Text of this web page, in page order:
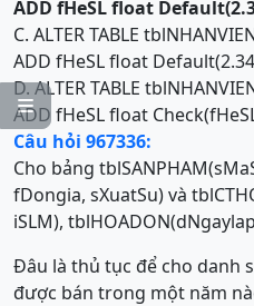

ADD fHeSL float
C. ALTER TABLE
ADD fHeSL float
D. ALTER TABLE
ADD fHeSL float
Câu hỏi 967336:
Cho bảng
fDongia, sXuatSu) và
iSLM),
Đâu là thủ tục để cho danh
được bán trong một năm